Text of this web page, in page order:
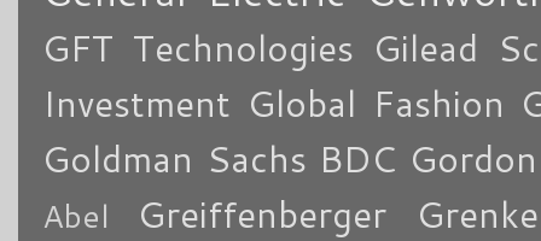
GFT Technologies Gilead
Investment Global Fashion
Goldman Sachs BDC
Abel Greiffenberger
Grenke